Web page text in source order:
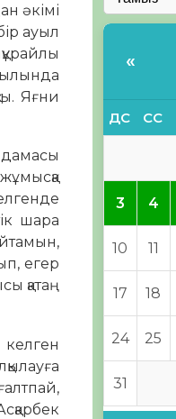
әкімі
ауыл
Яғни
шара
егер
қатаң
«
ДС СС
3 4
10 11
17 18
24 25
31